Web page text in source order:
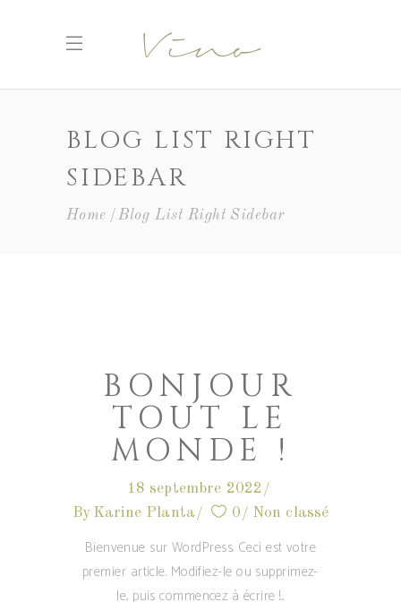
BLOG LIST RIGHT
SIDEBAR
Home Blog List Right Sidebar
BONJOUR
TOUT LE
MONDE !
18 septembre 2022
By Karine Planta 0 Non classé
Bienvenue sur WordPress. Ceci est votre
premier article. Modifiez-le ou supprimez-
le, puis commencez à écrire !